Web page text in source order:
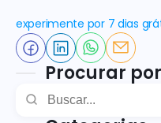
experimente por 7 dias
Procurar